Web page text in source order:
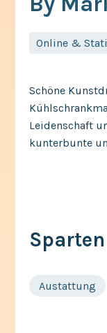
Online &
Schöne
Leidenschaft
kunterbunte
Sparten
Austattung